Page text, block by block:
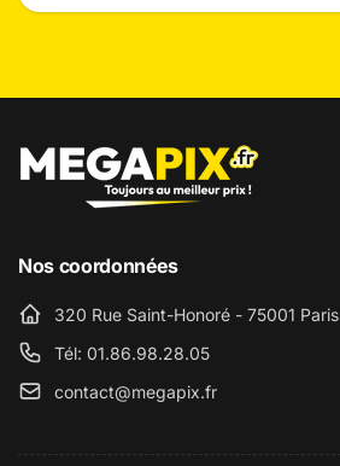
E-
Nos coordonnées
320 Rue Saint-Honoré - 75001 Paris
Tél: 01.86.98.28.05
contact@megapix.fr